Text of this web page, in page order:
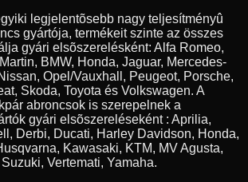
legjelentõsebb nagy teljesítményû
gyártója, termékeit szinte az összes
gyári elsõszerelésként: Alfa Romeo,
BMW, Honda, Jaguar, Mercedes-
Opel/Vauxhall, Peugeot, Porsche,
Skoda, Toyota és Volkswagen. A
abroncsok is szerepelnek a
gyári elsõszereléseként : Aprilia,
Derbi, Ducati, Harley Davidson, Honda,
Kawasaki, KTM, MV Agusta,
Vertemati, Yamaha.